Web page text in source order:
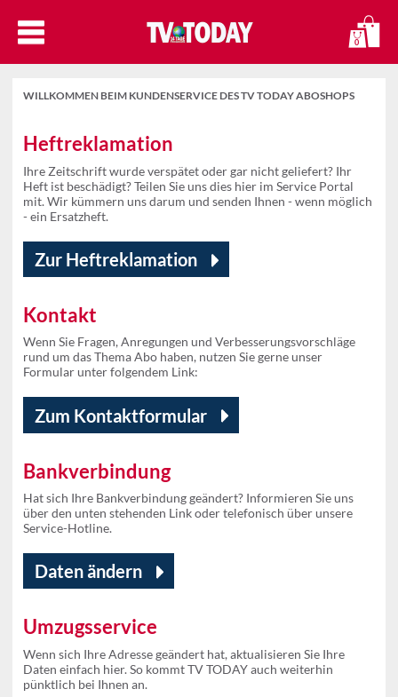
0
WILLKOMMEN BEIM KUNDENSERVICE DES TV TODAY ABOSHOPS
Heftreklamation
Ihre Zeitschrift wurde verspätet oder gar nicht geliefert? Ihr
Heft ist beschädigt? Teilen Sie uns dies hier im Service Portal
mit. Wir kümmern uns darum und senden Ihnen - wenn möglich
- ein Ersatzheft.
Zur Heftreklamation
Kontakt
Wenn Sie Fragen, Anregungen und Verbesserungsvorschläge
rund um das Thema Abo haben, nutzen Sie gerne unser
Formular unter folgendem Link:
Zum Kontaktformular
Bankverbindung
Hat sich Ihre Bankverbindung geändert? Informieren Sie uns
über den unten stehenden Link oder telefonisch über unsere
Service-Hotline.
Daten ändern
Umzugsservice
Wenn sich Ihre Adresse geändert hat, aktualisieren Sie Ihre
Daten einfach hier. So kommt TV TODAY auch weiterhin
pünktlich bei Ihnen an.